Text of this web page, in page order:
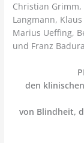
Christian Grimm,
Langmann,
Marius Ueffing,
und Franz
den
von Blindheit,